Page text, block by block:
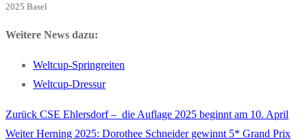
2025 Basel
Weitere News dazu:
Weltcup-Springreiten
Weltcup-Dressur
Beitragsnavigation
Zurück Vorheriger
Beitrag:
CSE Ehlersdorf – die Auflage 2025 beginnt am 10. April
Weiter Nächster
Herning 2025: Dorothee Schneider gewinnt 5* Grand Prix